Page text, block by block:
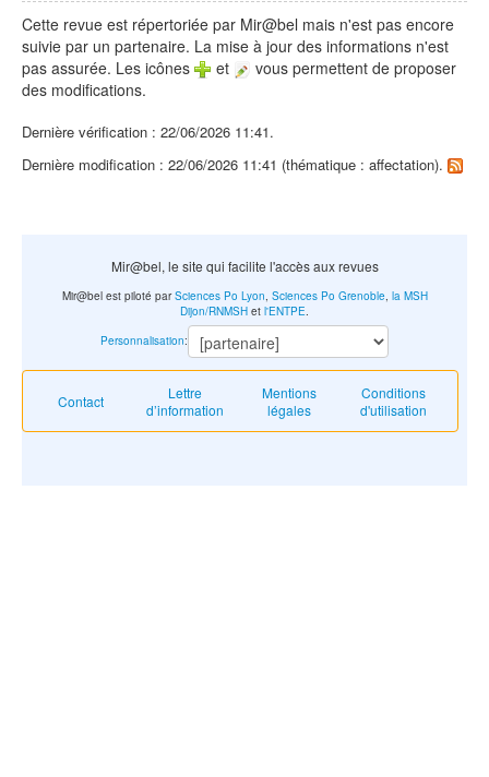
Cette revue est répertoriée par Mir@bel mais n'est pas encore
suivie par un partenaire. La mise à jour des informations n'est
pas assurée. Les icônes
et
vous permettent de proposer
des modifications.
Dernière vérification : 22/06/2026 11:41.
Dernière modification : 22/06/2026 11:41 (thématique : affectation).
Mir@bel, le site qui facilite l'accès aux revues
Contact
Lettre
d’information
Mentions
légales
Conditions
d'utilisation
Mir@bel est piloté parSciences Po Lyon, Sciences Po Grenoble, la MSH
Dijon/RNMSH et l'ENTPE.
Personnalisation: